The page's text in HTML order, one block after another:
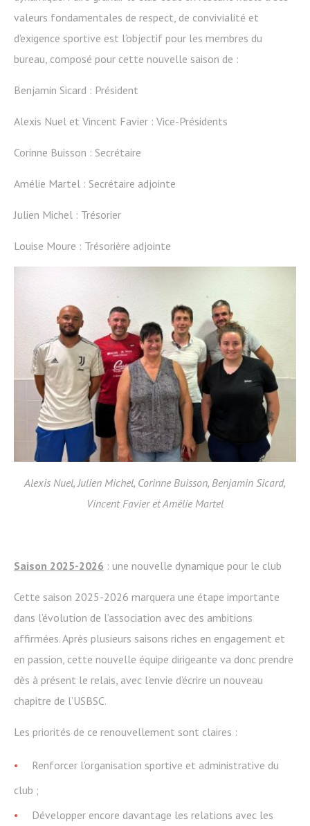
valeurs fondamentales de respect, de convivialité et
d’exigence sportive est l’objectif pour les membres du
bureau, composé pour cette nouvelle saison de :
Benjamin Sicard : Président
Alexis Nuel et Vincent Favier : Vice-Présidents
Corinne Buisson : Secrétaire
Amélie Martel : Secrétaire adjointe
Julien Michel : Trésorier
Louise Moure : Trésorière adjointe
Alexis Nuel, Julien Michel, Corinne Buisson, Benjamin Sicard,
Vincent Favier et Amélie Martel
Saison 2025-2026 : une nouvelle dynamique pour le club
Cette saison 2025-2026 marquera une étape importante
dans l’évolution de l’association avec des ambitions
affirmées. Après plusieurs saisons riches en engagement et
en passion, cette nouvelle équipe dirigeante va donc prendre
dès à présent le relais, avec l’envie d’écrire un nouveau
chapitre de l’USBSC.
Les priorités de ce renouvellement sont claires :
Renforcer l’organisation sportive et administrative du
club ;
Développer encore davantage les relations avec les